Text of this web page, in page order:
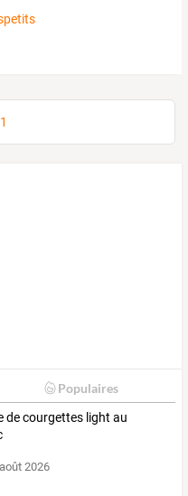
1
Populaires
de courgettes light au
2026